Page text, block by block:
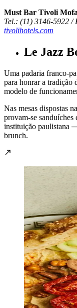
Must Bar Tivoli
Tel.: (11) 3146-5922 /
tivolihotels.com
Le Jazz
Uma padaria franco-
para honrar a tradição
modelo de
Nas mesas dispostas
provam-se sanduíches
instituição paulistana
brunch.